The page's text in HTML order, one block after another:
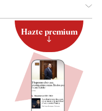
Hazte premium